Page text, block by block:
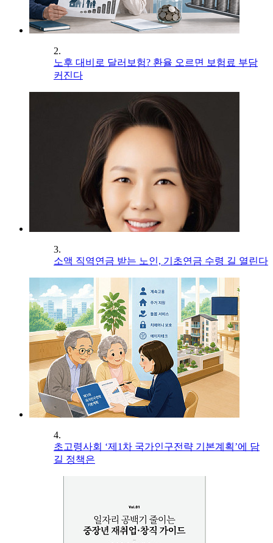
2.
노후 대비로 달러보험? 환율 오르면 보험료 부담
커진다
3.
소액 직역연금 받는 노인, 기초연금 수령 길 열린다
4.
초고령사회 ‘제1차 국가인구전략 기본계획’에 담
길 정책은